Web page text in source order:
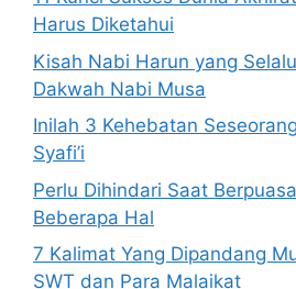
Harus Diketahui
Kisah Nabi Harun yang
Dakwah Nabi Musa
Inilah 3 Kehebatan
Syafi’i
Perlu Dihindari Saat
Beberapa Hal
7 Kalimat Yang Dipandang
SWT dan Para Malaikat